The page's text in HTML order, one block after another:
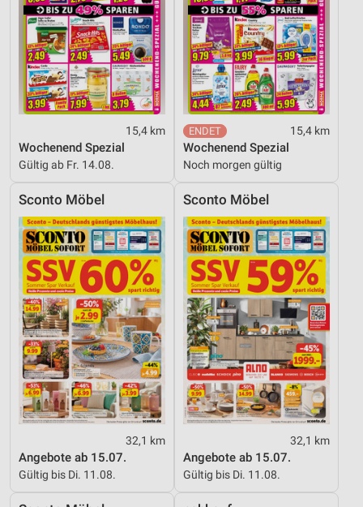
15,4 km
Wochenend Spezial
Gültig ab Fr. 14.08.
15,4 km
Wochenend Spezial
Noch morgen gültig
Sconto Möbel
32,1 km
Angebote ab 15.07.
Gültig bis Di. 11.08.
Sconto Möbel
32,1 km
Angebote ab 15.07.
Gültig bis Di. 11.08.